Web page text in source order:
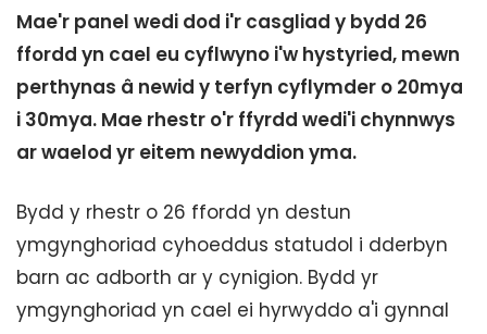
Mae'r panel wedi dod i'r casgliad y bydd 26
ffordd yn cael eu cyflwyno i'w hystyried, mewn
perthynas â newid y terfyn cyflymder o 20mya
i 30mya. Mae rhestr o'r ffyrdd wedi'i chynnwys
ar waelod yr eitem newyddion yma.
Bydd y rhestr o 26 ffordd yn destun
ymgynghoriad cyhoeddus statudol i dderbyn
barn ac adborth ar y cynigion. Bydd yr
ymgynghoriad yn cael ei hyrwyddo a'i gynnal